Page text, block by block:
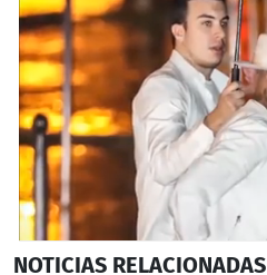
seconds
NOTICIAS RELACIONADAS